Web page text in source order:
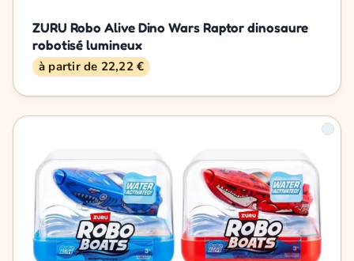
ZURU Robo Alive Dino Wars Raptor dinosaure
robotisé lumineux
à partir de 22,22 €